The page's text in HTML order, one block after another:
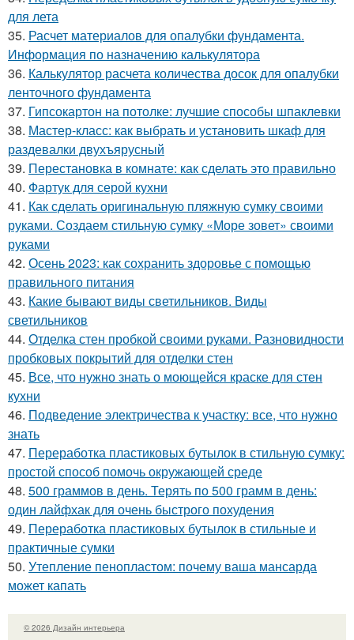
для лета
35. Расчет материалов для опалубки фундамента.
Информация по назначению калькулятора
36. Калькулятор расчета количества досок для опалубки
ленточного фундамента
37. Гипсокартон на потолке: лучшие способы шпаклевки
38. Мастер-класс: как выбрать и установить шкаф для
раздевалки двухъярусный
39. Перестановка в комнате: как сделать это правильно
40. Фартук для серой кухни
41. Как сделать оригинальную пляжную сумку своими
руками. Создаем стильную сумку «Море зовет» своими
руками
42. Осень 2023: как сохранить здоровье с помощью
правильного питания
43. Какие бывают виды светильников. Виды
светильников
44. Отделка стен пробкой своими руками. Разновидности
пробковых покрытий для отделки стен
45. Все, что нужно знать о моющейся краске для стен
кухни
46. Подведение электричества к участку: все, что нужно
знать
47. Переработка пластиковых бутылок в стильную сумку:
простой способ помочь окружающей среде
48. 500 граммов в день. Терять по 500 грамм в день:
один лайфхак для очень быстрого похудения
49. Переработка пластиковых бутылок в стильные и
практичные сумки
50. Утепление пенопластом: почему ваша мансарда
может капать
© 2026 Дизайн интерьера